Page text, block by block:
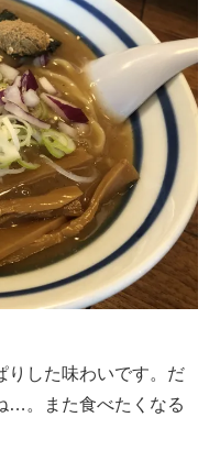
りした味わいです。だ
…。また食べたくなる